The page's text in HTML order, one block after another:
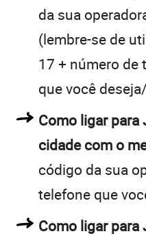
da sua
(lembre-se de
17 + número de
que você
Como ligar para
cidade com o
código da sua
telefone que
Como ligar para